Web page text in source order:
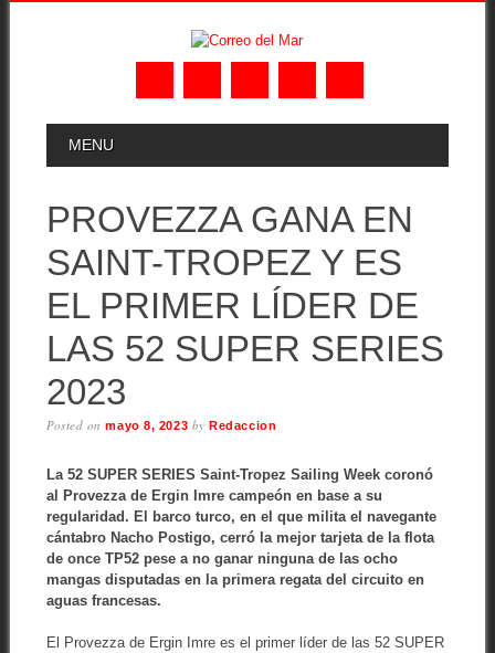
MAIN MENU
MENU
PROVEZZA GANA EN
SAINT-TROPEZ Y ES
EL PRIMER LÍDER DE
LAS 52 SUPER SERIES
2023
Posted onmayo 8, 2023 byRedaccion
La 52 SUPER SERIES Saint-Tropez Sailing Week coronó
al Provezza de Ergin Imre campeón en base a su
regularidad. El barco turco, en el que milita el navegante
cántabro Nacho Postigo, cerró la mejor tarjeta de la flota
de once TP52 pese a no ganar ninguna de las ocho
mangas disputadas en la primera regata del circuito en
aguas francesas.
El Provezza de Ergin Imre es el primer líder de las 52 SUPER